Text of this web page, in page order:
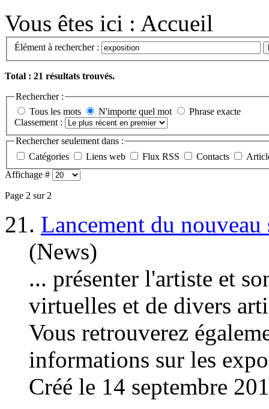
Vous êtes ici : Accueil
Élément à rechercher :
Total : 21 résultats trouvés.
Rechercher :
Tous les mots
N'importe quel mot
Phrase exacte
Classement :
Rechercher seulement dans :
Catégories
Liens web Flux RSS Contacts
Affichage #
Page 2 sur 2
21. Lancement du nouveau
(News)
... présenter l'artiste et
virtuelles et de divers
Vous retrouverez
informations sur les
Créé le 14 septembre